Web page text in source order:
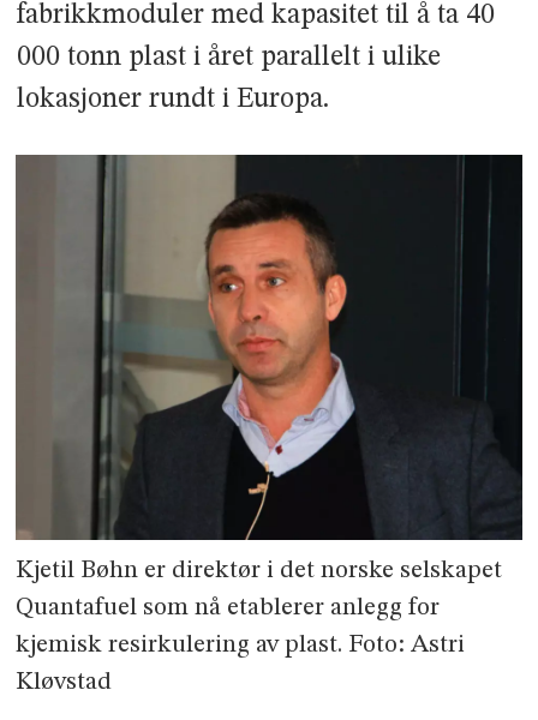
fabrikkmoduler med kapasitet til å ta 40
000 tonn plast i året parallelt i ulike
lokasjoner rundt i Europa.
Kjetil Bøhn er direktør i det norske selskapet
Quantafuel som nå etablerer anlegg for
kjemisk resirkulering av plast. Foto: Astri
Kløvstad